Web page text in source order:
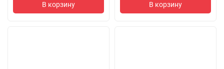
В корзину В корзину